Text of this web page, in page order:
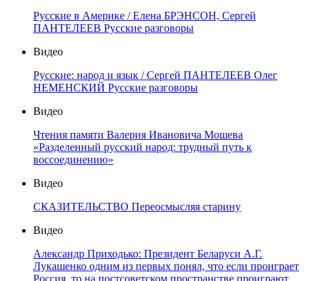
Русские в Америке / Елена БРЭНСОН, Сергей
ПАНТЕЛЕЕВ Русские разговоры
Видео
Русские: народ и язык / Сергей ПАНТЕЛЕЕВ Олег
НЕМЕНСКИЙ Русские разговоры
Видео
Чтения памяти Валерия Ивановича Мошева
«Разделенный русский народ: трудный путь к
воссоединению»
Видео
СКАЗИТЕЛЬСТВО Переосмысляя старину
Видео
Александр Приходько: Президент Беларуси А.Г.
Лукашенко одним из первых понял, что если проиграет